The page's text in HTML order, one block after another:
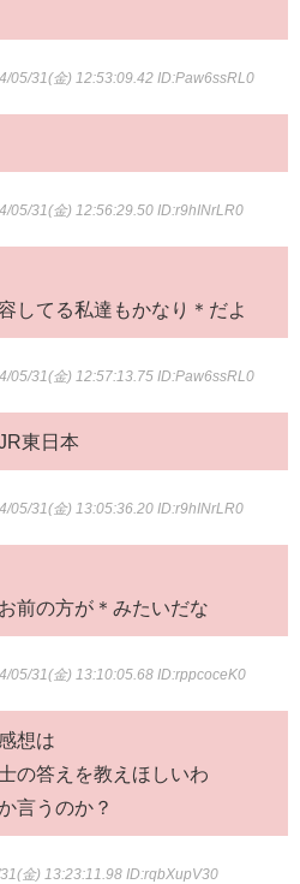
05/31(金) 12:53:09.42 ID:Paw6ssRL0
05/31(金) 12:56:29.50 ID:r9hINrLR0
してる私達もかなり＊だよ
05/31(金) 12:57:13.75 ID:Paw6ssRL0
東日本
05/31(金) 13:05:36.20 ID:r9hINrLR0
前の方が＊みたいだな
05/31(金) 13:10:05.68 ID:rppcoceK0
想は
の答えを教えほしいわ
言うのか？
31(金) 13:23:11.98 ID:rqbXupV30